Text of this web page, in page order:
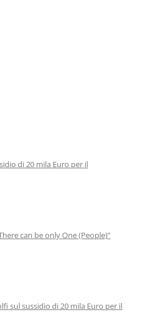
di 20 mila Euro per il
can be only One (People)”
sul sussidio di 20 mila Euro per il